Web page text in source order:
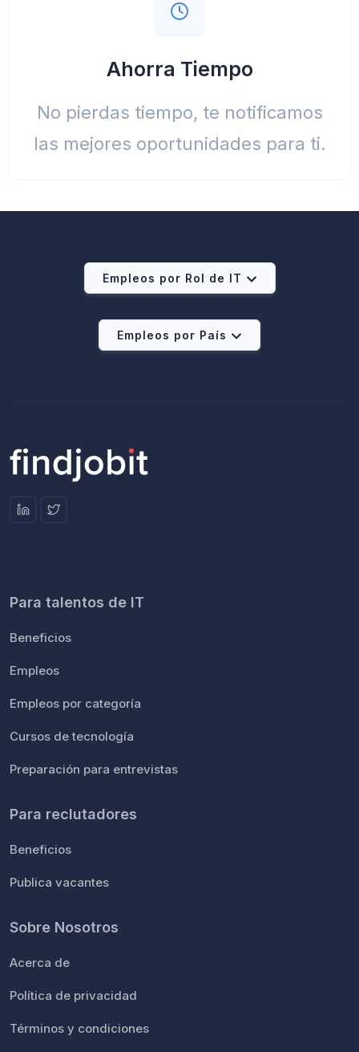
Ahorra Tiempo
No pierdas tiempo, te notificamos
las mejores oportunidades para ti.
Empleos por Rol de IT
Empleos por País
Para talentos de IT
Beneficios
Empleos
Empleos por categoría
Cursos de tecnología
Preparación para entrevistas
Para reclutadores
Beneficios
Publica vacantes
Sobre Nosotros
Acerca de
Política de privacidad
Términos y condiciones